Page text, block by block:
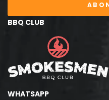
BBQ CLUB
WHATSAPP